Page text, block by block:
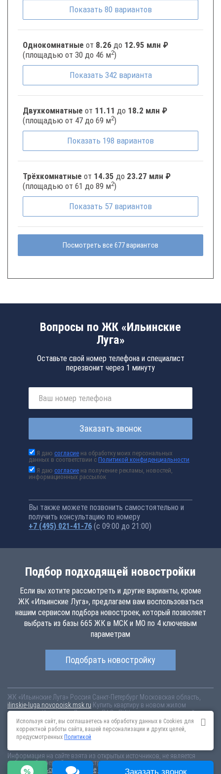
Показать 80 вариантов
Однокомнатные от 8.26 до 12.95 млн ₽
(площадью от 30 до 46 м2)
Показать 342 варианта
Двухкомнатные от 11.11 до 18.2 млн ₽
(площадью от 47 до 69 м2)
Показать 198 вариантов
Трёхкомнатные от 14.35 до 23.27 млн ₽
(площадью от 61 до 89 м2)
Показать 57 вариантов
Посмотреть все 677 вариантов
Вопросы по ЖК «Ильинские
Луга»
Оставьте свой номер телефона и специалист
перезвонит через 1 минуту
Заказать звонок
Я даюсогласие на обработку моих персональных
данных в соответствии сПолитикой конфиденциальности
Я даюсогласие на получение рекламы, новостей,
информационных рассылок
Вы также можете позвонить самостоятельно и
получить консультацию по номеру
+7 (495) 021-41-76 (с 09:00 до 21:00)
Подбор подходящей новостройки
Если вы хотите рассмотреть и другие варианты, кроме
ЖК «Ильинские Луга», предлагаем вам воспользоваться
нашим сервисом подбора новостроек, который позволяет
выбрать из базы 665 ЖК в МСК и МО по 4 ключевым
параметрам
Подобрать новостройку
ЖК «Ильинские Луга» Россия Санкт-Петербург Московская область,
ilinskie-luga.novopoisk.msk.ru Купить квартиру в новом жилом
комплексе «Ильинские Луга» от «ПАО «ПИК-специализированный
застройщик»» район Красногорск. Квартиры различных планировок от
6.86 млн рублей!
Информация на сайте взята из открытых источников, не является
публичной офертой и распространяется для ознакомления.
Пользовательское соглашение
Соглашение о размещении
Используя сайт, вы соглашаетесь на обработку данных в Cookies для
корректной работы сайта, вашей персонализации и других целей,
предусмотренных Политикой
Заказать звонок